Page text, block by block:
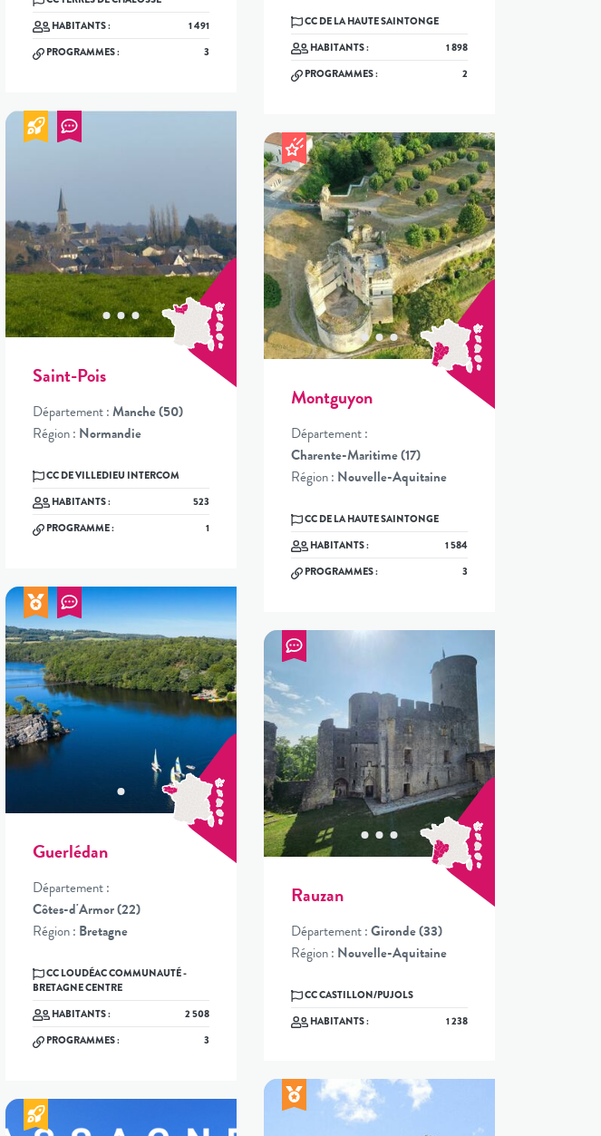
HABITANTS :
1 491
PROGRAMMES :
3
Saint-Pois
Département :Manche (50)
Région : Normandie
CC DE VILLEDIEU INTERCOM
HABITANTS :
523
PROGRAMME :
1
Guerlédan
Département :
Côtes-d'Armor (22)
Région : Bretagne
BRETAGNE CENTRE
HABITANTS :
2 508
PROGRAMMES :
3
CC DE LA HAUTE SAINTONGE
HABITANTS :
1 898
PROGRAMMES :
2
Montguyon
Département :
Charente-Maritime (17)
Région : Nouvelle-Aquitaine
CC DE LA HAUTE SAINTONGE
HABITANTS :
1 584
PROGRAMMES :
3
Rauzan
Département :Gironde (33)
Région : Nouvelle-Aquitaine
CC CASTILLON/PUJOLS
HABITANTS :
1 238